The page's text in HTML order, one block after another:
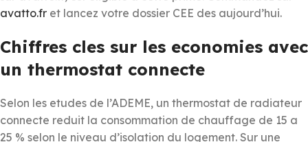
avatto.fr et lancez votre dossier CEE des aujourd’hui.
Chiffres cles sur les economies avec
un thermostat connecte
Selon les etudes de l’ADEME, un thermostat de radiateur
connecte reduit la consommation de chauffage de 15 a
25 % selon le niveau d’isolation du logement. Sur une